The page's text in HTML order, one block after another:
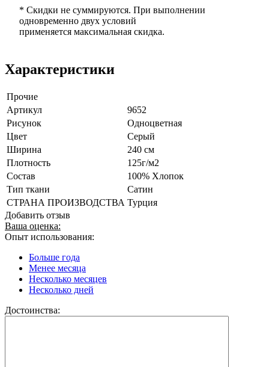
* Скидки не суммируются. При выполнении
одновременно двух условий
применяется максимальная скидка.
Характеристики
Прочие
Артикул
9652
Рисунок
Одноцветная
Цвет
Серый
Ширина
240 см
Плотность
125г/м2
Состав
100% Хлопок
Тип ткани
Сатин
СТРАНА ПРОИЗВОДСТВА Турция
Добавить отзыв
Ваша оценка:
Опыт использования:
Больше года
Менее месяца
Несколько месяцев
Несколько дней
Достоинства: